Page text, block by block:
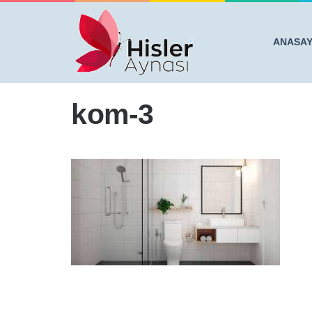
Anasayfa ''TORUNUMU SİZDE YIKASAM KIZAR
kom-3